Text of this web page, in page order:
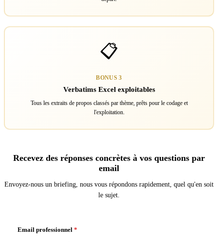
📋
BONUS 3
Verbatims Excel exploitables
Tous les extraits de propos classés par thème, prêts pour le codage et
l'exploitation.
Recevez des réponses concrètes à vos questions par
email
Envoyez-nous un briefing, nous vous répondons rapidement, quel qu'en soit
le sujet.
Email professionnel *